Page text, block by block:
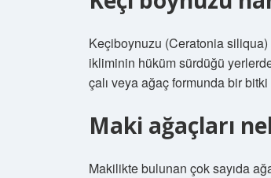
Keçiboynuzu (Ceratonia
ikliminin hüküm sürdüğü
çalı veya ağaç formunda bir bitki
Maki ağaçları
Makilikte bulunan çok sayıda